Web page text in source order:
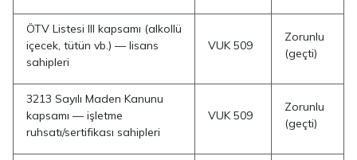
ÖTV Listesi III kapsamı (alkollü
içecek, tütün vb.) — lisans
sahipleri
VUK 509
Zorunlu
(geçti)
3213 Sayılı Maden Kanunu
kapsamı — işletme
ruhsatı/sertifikası sahipleri
VUK 509
Zorunlu
(geçti)